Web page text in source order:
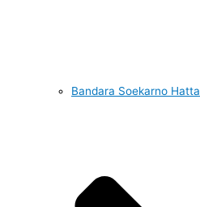
Bandara Soekarno Hatta